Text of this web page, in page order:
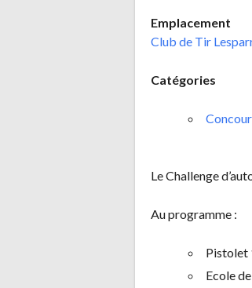
Emplacement
Club de Tir
Catégories
Le Challenge
Au programme :
Pistolet
Ecole